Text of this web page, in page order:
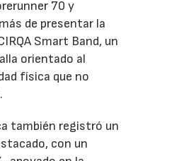
70 y
de presentar la
Smart Band, un
orientado al
física que no
también registró un
con un